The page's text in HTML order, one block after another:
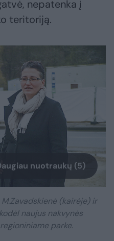
nepatenka į
teritoriją.
nuotraukų (5)
(kairėje) ir
naujus nakvynės
parke.